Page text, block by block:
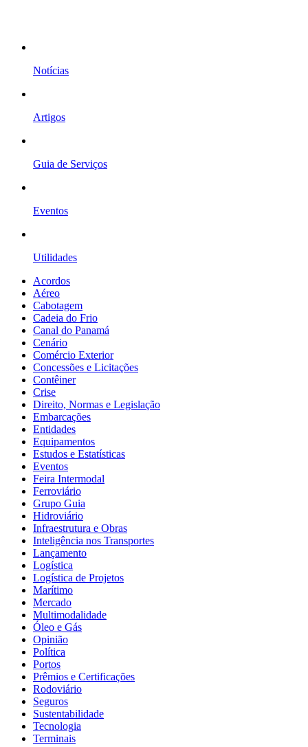
Notícias
Artigos
Guia de Serviços
Eventos
Utilidades
Acordos
Aéreo
Cabotagem
Cadeia do Frio
Canal do Panamá
Cenário
Comércio Exterior
Concessões e Licitações
Contêiner
Crise
Direito, Normas e Legislação
Embarcações
Entidades
Equipamentos
Estudos e Estatísticas
Eventos
Feira Intermodal
Ferroviário
Grupo Guia
Hidroviário
Infraestrutura e Obras
Inteligência nos Transportes
Lançamento
Logística
Logística de Projetos
Marítimo
Mercado
Multimodalidade
Óleo e Gás
Opinião
Política
Portos
Prêmios e Certificações
Rodoviário
Seguros
Sustentabilidade
Tecnologia
Terminais